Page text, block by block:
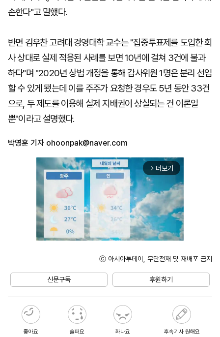
손한다"고 말했다.
반면 김우찬 고려대 경영대학 교수는 "집중투표제를 도입한 회
사 상대로 실제 적용된 사례를 보면 10년에 걸쳐 3건에 불과
하다"며 "2020년 상법 개정을 통해 감사위원 1명은 분리 선임
할 수 있게 됐는데 이를 주주가 요청한 경우도 5년 동안 33건
으로, 두 제도를 이용해 실제 지배권이 상실되는 건 이론일
뿐"이라고 설명했다.
박영훈 기자 ohoonpak@naver.com
arrow_forward_ios 더보기
ⓒ 아시아투데이, 무단전재 및 재배포 금지
신문구독 후원하기
좋아요 슬퍼요 화나요 후속기사 원해요